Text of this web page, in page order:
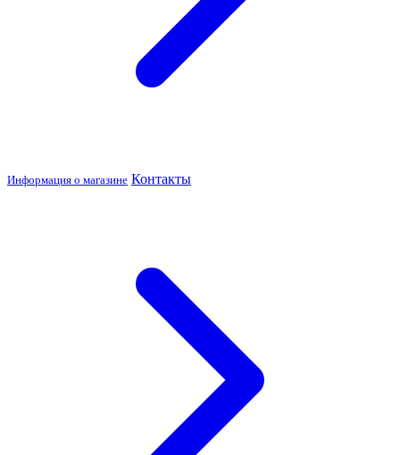
Информация о магазине Контакты